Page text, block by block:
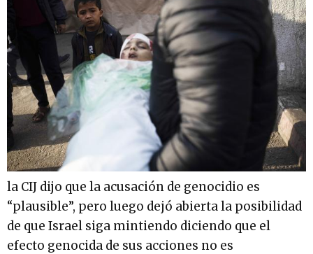
la CIJ dijo que la acusación de genocidio es
“plausible”, pero luego dejó abierta la posibilidad
de que Israel siga mintiendo diciendo que el
efecto genocida de sus acciones no es